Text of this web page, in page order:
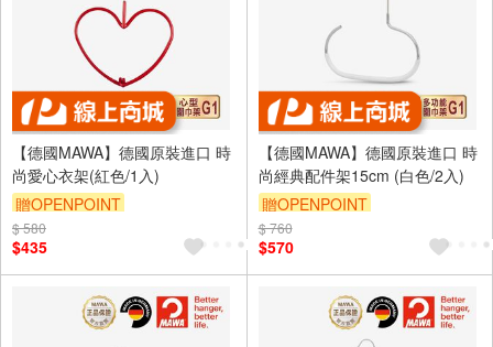
【德國MAWA】德國原裝進口 時
尚愛心衣架(紅色/1入)
贈OPENPOINT
$ 580
$435
【德國MAWA】德國原裝進口 時
尚經典配件架15cm (白色/2入)
贈OPENPOINT
$ 760
$570